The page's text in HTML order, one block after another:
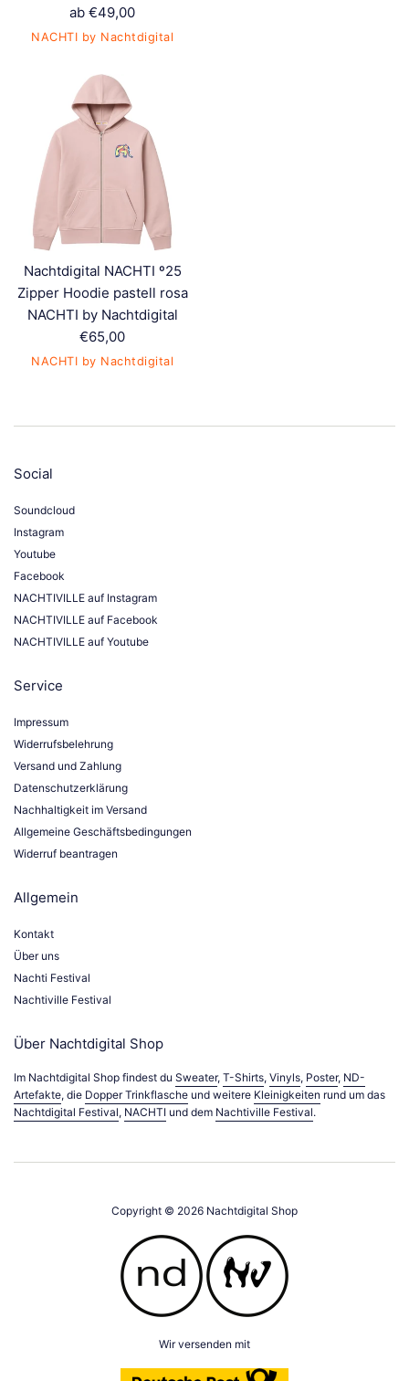
ab €49,00
NACHTI by Nachtdigital
Nachtdigital NACHTI º25
Zipper Hoodie pastell rosa
NACHTI by Nachtdigital
Normaler
Preis
€65,00
NACHTI by Nachtdigital
Social
Soundcloud
Instagram
Youtube
Facebook
NACHTIVILLE auf Instagram
NACHTIVILLE auf Facebook
NACHTIVILLE auf Youtube
Service
Impressum
Widerrufsbelehrung
Versand und Zahlung
Datenschutzerklärung
Nachhaltigkeit im Versand
Allgemeine Geschäftsbedingungen
Widerruf beantragen
Allgemein
Kontakt
Über uns
Nachti Festival
Nachtiville Festival
Über Nachtdigital Shop
Im Nachtdigital Shop findest du Sweater, T-Shirts, Vinyls, Poster, ND-
Artefakte, die Dopper Trinkflasche und weitere Kleinigkeiten rund um das
Nachtdigital Festival, NACHTI und dem Nachtiville Festival.
Copyright © 2026 Nachtdigital Shop
Wir versenden mit